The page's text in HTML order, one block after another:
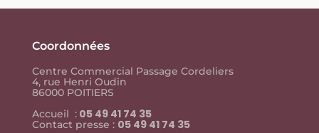
Coordonnées
Centre Commercial Passage Cordeliers
4, rue Henri Oudin
86000 POITIERS
Accueil : 05 49 41 74 35
Contact presse : 05 49 41 74 35